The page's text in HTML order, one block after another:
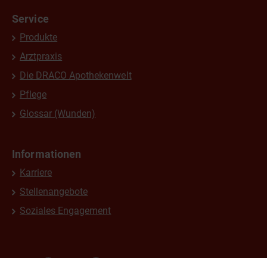
Service
Produkte
Arztpraxis
Die DRACO Apothekenwelt
Pflege
Glossar (Wunden)
Informationen
Karriere
Stellenangebote
Soziales Engagement